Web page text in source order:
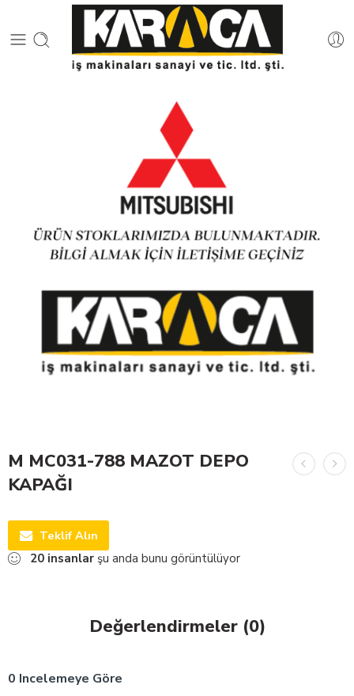
M MC031-788 MAZOT DEPO
KAPAĞI
Teklif Alın
20 insanlar şu anda bunu görüntülüyor
Değerlendirmeler (0)
0 Incelemeye Göre